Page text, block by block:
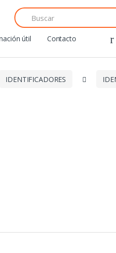
Search
for:
útil Contacto
IDENTIFICADORES